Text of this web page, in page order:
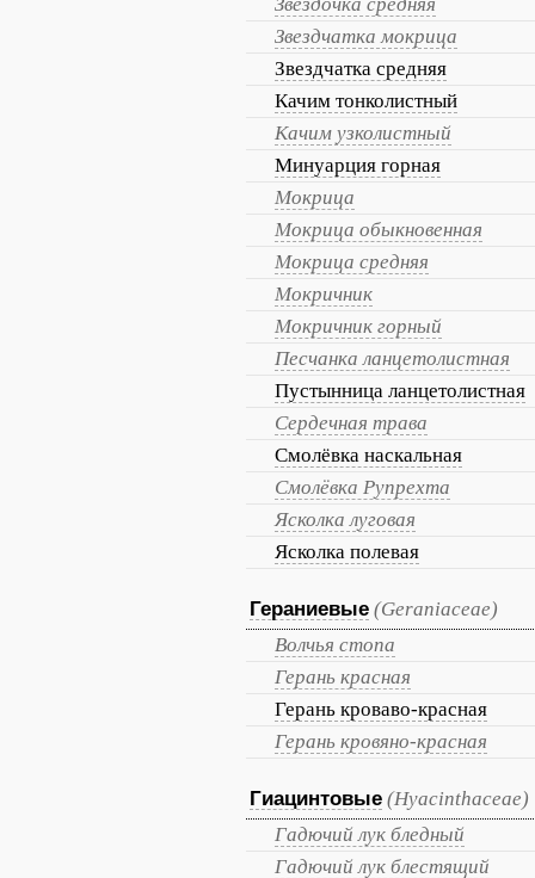
Звездчатка мокрица
Звездчатка средняя
Качим тонколистный
Качим узколистный
Минуарция горная
Мокрица
Мокрица обыкновенная
Мокрица средняя
Мокричник
Мокричник горный
Песчанка ланцетолистная
Пустынница ланцетолистная
Сердечная трава
Смолёвка наскальная
Смолёвка Рупрехта
Ясколка луговая
Ясколка полевая
Гераниевые (Geraniaceae)
Волчья стопа
Герань красная
Герань кроваво-красная
Герань кровяно-красная
Гиацинтовые (Hyacinthaceae)
Гадючий лук бледный
Гадючий лук блестящий